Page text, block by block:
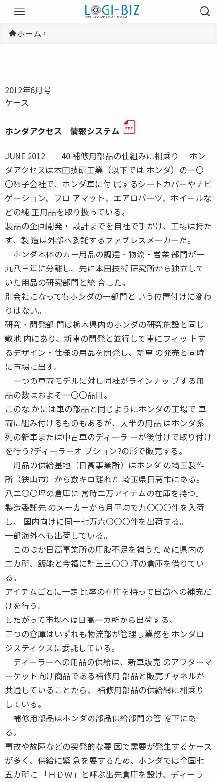
ホーム
2012年6月号
ケース
ホンダアクセス 情報システム
JUNE 2012 40 補修用部品の仕組みに相乗り ホン
ダアクセスは本田技研工業（以下では ホンダ）の一〇
〇％子会社で、ホンダ車に付 属するシートカバーやナビ
ゲーション、フロ アマット、エアロパーツ、ホイールな
どの純 正用品を取り扱っている。
製品の企画開発・ 設計までを自社で手がけ、工場は持た
ず、製 造は外部へ委託するファブレスメーカーだ。
ホンダ本体のカー用品の調達・物流・営業 部門が一
九八三年に分離し、先に本田技術 研究所から独立して
いた用品の研究部門と統 合した。
別会社になってもホンダの一部門と いう位置付けに変わ
りはない。
研究・開発部 門は栃木県内のホンダの研究施設と同じ
敷地 内にあり、新車の開発と並行して車にフィッ トす
るデザイン・仕様の用品を開発し、新車 の発売と同時
に市場に出す。
一つの車両モデルに対し同社がラインナッ プする用
品の数はおよそ一〇〇品目。
このな かには車の部品と同じようにホンダの工場で 車
両に組み付けるものもあるが、大半の用品 はホンダ系
列の新車または中古車のディーラ ーが後付けで取り付け
を行う?ディーラーオ プション?の形で販売する。
用品の供給基地（日高事業所）はホンダ の埼玉製作
所（狭山市）から数キロ離れた 埼玉県日高市にある。
八二〇〇坪の倉庫に 常時二万アイテムの在庫を持つ。
製造委託先 のメーカーから月平均で九〇〇〇件を入荷
し、 国内向けに同一七万六〇〇〇件を出荷する。
一部海外へも出荷している。
このほか日高事業所の庫腹不足を補うた めに県内の
二カ所、飯能と今福に計三三〇〇 坪の倉庫を借りてい
る。
アイテムごとに一定 比率の在庫を持って日高への補充だ
けを行う。
したがって市場へは日高一カ所から出荷する。
三つの倉庫はいずれも物流部が管理し業務を ホンダロ
ジスティクスに委託している。
ディーラーへの用品の供給は、新車販売 のアフターマ
ーケット向け商品である補修用 部品と販売チャネルが
共通していることから、 補修用部品の供給網に相乗り
している。
補修用部品はホンダの部品供給部門の管 轄下にあ
る。
事故や故障などの突発的な要 因で需要が発生するケース
が多く、供給に緊 急を要するため、ホンダでは全国七
五カ所に 「ＨＤＷ」と呼ぶ出先倉庫を設け、ディーラ